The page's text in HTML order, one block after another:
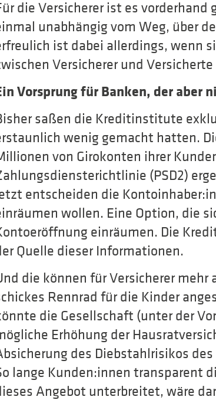
die Versicherer ist es
unabhängig vom Weg, über
ist dabei allerdings, wenn
Versicherer und
Vorsprung für Banken, der aber
saßen die Kreditinstitute
wenig gemacht hatten.
von Girokonten ihrer
(PSD2)
entscheiden die
wollen. Eine Option, die
einräumen. Die
Quelle dieser Informationen.
die können für Versicherer
Rennrad für die Kinder
die Gesellschaft (unter der
Erhöhung der
des Diebstahlrisikos
lange Kunden:innen transparent
Angebot unterbreitet, wäre